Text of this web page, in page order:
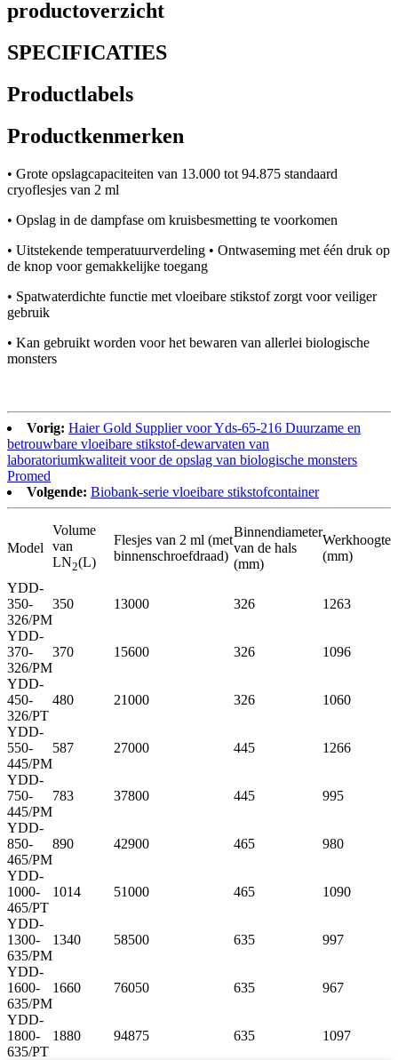
productoverzicht
SPECIFICATIES
Productlabels
Productkenmerken
• Grote opslagcapaciteiten van 13.000 tot 94.875 standaard
cryoflesjes van 2 ml
• Opslag in de dampfase om kruisbesmetting te voorkomen
• Uitstekende temperatuurverdeling • Ontwaseming met één druk op
de knop voor gemakkelijke toegang
• Spatwaterdichte functie met vloeibare stikstof zorgt voor veiliger
gebruik
• Kan gebruikt worden voor het bewaren van allerlei biologische
monsters
Vorig: Haier Gold Supplier voor Yds-65-216 Duurzame en
betrouwbare vloeibare stikstof-dewarvaten van
laboratoriumkwaliteit voor de opslag van biologische monsters
Promed
Volgende: Biobank-serie vloeibare stikstofcontainer
Model
Volume
van
LN2(L)
Flesjes van 2 ml (met
binnenschroefdraad)
Binnendiameter
van de hals
(mm)
Werkhoogte
(mm)
YDD-
350-
326/PM
350 13000 326 1263
YDD-
370-
326/PM
370 15600 326 1096
YDD-
450-
326/PT
480 21000 326 1060
YDD-
550-
445/PM
587 27000 445 1266
YDD-
750-
445/PM
783 37800 445 995
YDD-
850-
465/PM
890 42900 465 980
YDD-
1000-
465/PT
1014 51000 465 1090
YDD-
1300-
635/PM
1340 58500 635 997
YDD-
1600-
635/PM
1660 76050 635 967
YDD-
1800-
635/PT
1880 94875 635 1097